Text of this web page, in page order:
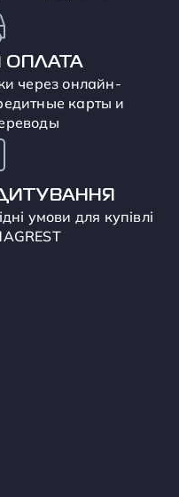
ОПЛАТА
через онлайн-
карты и
умови для купівлі